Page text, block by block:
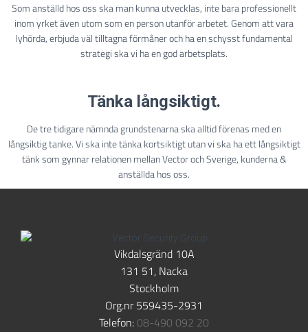
Som anställd hos oss ska man kunna utvecklas, inte bara professionellt
inom yrket även utom som en person utanför arbetet. Genom att vara
lyhörda, erbjuda väl tilltagna förmåner och ha en schysst fundamental
strategi ska vi ha en god arbetsplats.
Tänka långsiktigt.
De tre tidigare nämnda grundstenarna ska alltid förenas med en
långsiktig tanke. Vi ska inte tänka kortsiktigt utan vi ska ha ett långsiktigt
tänk som gynnar relationen mellan Vector och Sverige, kunderna &
anställda hos oss.
Vikdalsgränd 10A
131 51, Nacka
Stockholm
Org.nr 559435-2931
Telefon: 08-490 092 20